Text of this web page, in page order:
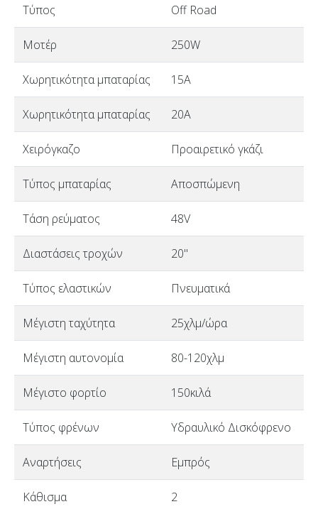
Τύπος Off Road
Μοτέρ 250W
Χωρητικότητα μπαταρίας 15A
Χωρητικότητα μπαταρίας 20A
Χειρόγκαζο Προαιρετικό γκάζι
Τύπος μπαταρίας Αποσπώμενη
Τάση ρεύματος 48V
Διαστάσεις τροχών 20"
Τύπος ελαστικών Πνευματικά
Μέγιστη ταχύτητα 25χλμ/ώρα
Μέγιστη αυτονομία 80-120χλμ
Μέγιστο φορτίο 150κιλά
Τύπος φρένων Υδραυλικό Δισκόφρενο
Αναρτήσεις Εμπρός
Κάθισμα 2